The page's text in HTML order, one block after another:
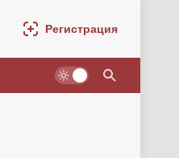
Регистрация